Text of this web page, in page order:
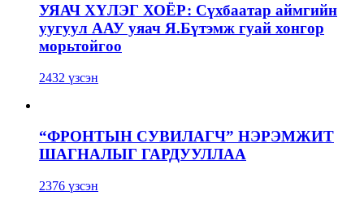
УЯАЧ ХҮЛЭГ ХОЁР: Сүхбаатар аймгийн
уугуул ААУ уяач Я.Бүтэмж гуай хонгор
морьтойгоо
2432 үзсэн
“ФРОНТЫН СУВИЛАГЧ” НЭРЭМЖИТ
ШАГНАЛЫГ ГАРДУУЛЛАА
2376 үзсэн